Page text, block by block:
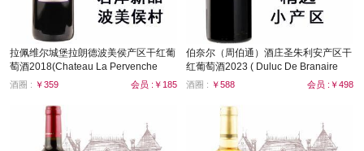
拉佩维尔城堡拉朗德波美侯产区干红葡
萄酒2018(Chateau La Pervenche
Lalande de Pomerol)
酒圈 : ￥359 会员 :￥185
伯奈尔（周伯通）酒庄圣朱利安产区干
红葡萄酒2023 ( Duluc De Branaire
2023 )
酒圈 : ￥588 会员 :￥498